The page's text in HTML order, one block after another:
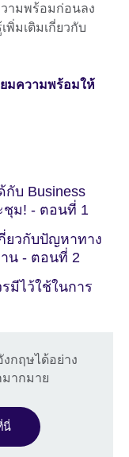
ามพร้อมก่อนลง
มเติมเกี่ยวกับ
มความพร้อมให้
กับ Business
ชุม! - ตอนที่ 1
ยวกับปัญหาทาง
น - ตอนที่ 2
มีไว้ใช้ในการ
กฤษได้อย่าง
ากมาย
นี่